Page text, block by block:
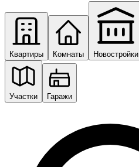
Квартиры Комнаты Новостройки
Участки Гаражи